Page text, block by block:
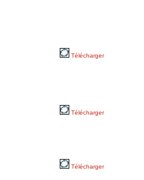
Télécharger
Télécharger
Télécharger